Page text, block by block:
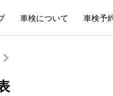
車検について 車検予